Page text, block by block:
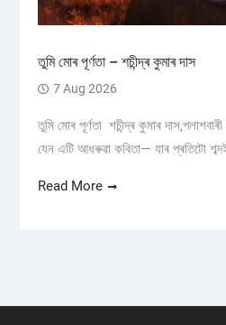
তুমি মোৰ পূৰ্ণতা – শচীন্দ্ৰ কুমাৰ দাস
7 Aug 2026
তুমি মোৰ পূৰ্ণতা শচীন্দ্ৰ কুমাৰ
যেন এটি আধৰুৱা কবিতা— যাৰ প্ৰতিটো
Read More